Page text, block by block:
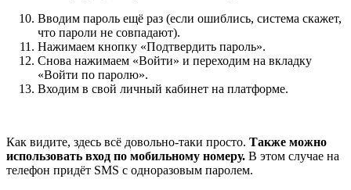
Вводим пароль ещё раз (если ошиблись, система скажет,
что пароли не совпадают).
Нажимаем кнопку «Подтвердить пароль».
Снова нажимаем «Войти» и переходим на вкладку
«Войти по паролю».
Входим в свой личный кабинет на платформе.
Как видите, здесь всё довольно-таки просто. Также можно
использовать вход по мобильному номеру. В этом случае на
телефон придёт SMS с одноразовым паролем.